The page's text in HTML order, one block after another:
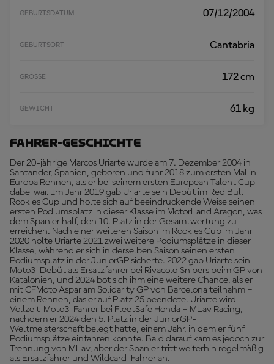
GEBURTSDATUM 07/12/2004
GEBURTSORT Cantabria
GRÖSSE 172 cm
GEWICHT 61 kg
Fahrer-Geschichte
Der 20-jährige Marcos Uriarte wurde am 7. Dezember 2004 in
Santander, Spanien, geboren und fuhr 2018 zum ersten Mal in
Europa Rennen, als er bei seinem ersten European Talent Cup
dabei war. Im Jahr 2019 gab Uriarte sein Debüt im Red Bull
Rookies Cup und holte sich auf beeindruckende Weise seinen
ersten Podiumsplatz in dieser Klasse im MotorLand Aragon, was
dem Spanier half, den 10. Platz in der Gesamtwertung zu
erreichen. Nach einer weiteren Saison im Rookies Cup im Jahr
2020 holte Uriarte 2021 zwei weitere Podiumsplätze in dieser
Klasse, während er sich in derselben Saison seinen ersten
Podiumsplatz in der JuniorGP sicherte. 2022 gab Uriarte sein
Moto3-Debüt als Ersatzfahrer bei Rivacold Snipers beim GP von
Katalonien, und 2024 bot sich ihm eine weitere Chance, als er
mit CFMoto Aspar am Solidarity GP von Barcelona teilnahm –
einem Rennen, das er auf Platz 25 beendete. Uriarte wird
Vollzeit-Moto3-Fahrer bei FleetSafe Honda – MLav Racing,
nachdem er 2024 den 5. Platz in der JuniorGP-
Weltmeisterschaft belegt hatte, einem Jahr, in dem er fünf
Podiumsplätze einfahren konnte. Bald darauf kam es jedoch zur
Trennung von MLav, aber der Spanier tritt weiterhin regelmäßig
als Ersatzfahrer und Wildcard-Fahrer an.